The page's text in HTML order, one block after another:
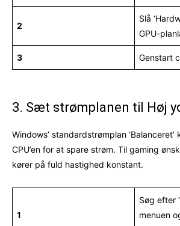
2
Slå
GPU-
3 Genstart
3. Sæt strømplanen til Høj
Windows’ standardstrømplan
CPU’en for at spare strøm. Til gaming
kører på fuld hastighed konstant.
1
Søg efter
menuen